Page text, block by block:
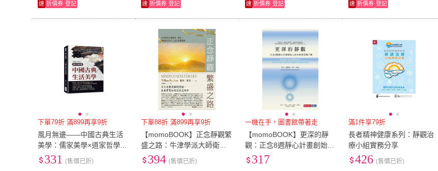
速 折價券 登記 速 折價券 登記 速 折價券 登記 速 折價券 登記
下單79折 滿899再享9折
風月無邊――中國古典生活
美學：儒家美學×道家哲學×
禪宗實踐，靜觀生活的美
331 (售價已折)
下單88折 滿899再享9折
【momoBOOK】正念靜觀繁
盛之路：牛津學派大師衛
林．凱肯開創性全球十二堂
日常實踐課(電子書)
394 (售價已折)
一機在手，圖書館帶著走
【momoBOOK】更深的靜
觀：正念8週靜心計畫創始人
的全新感受調子課(電子書)
317
滿1件享79折
長者精神健康系列：靜觀治
療小組實務分享
426 (售價已折)